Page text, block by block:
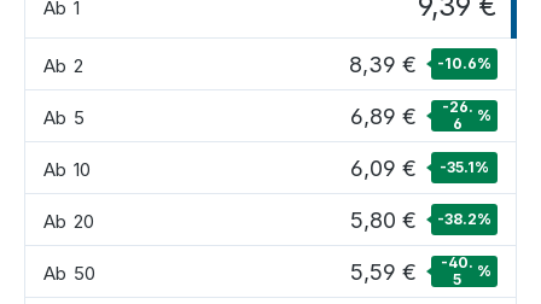
Ab 1
Ab 2 8,39 € -10.6%
Ab 5 6,89 €
-26.
6
%
Ab 10 6,09 € -35.1%
Ab 20 5,80 € -38.2%
Ab 50 5,59 €
-40.
5
%